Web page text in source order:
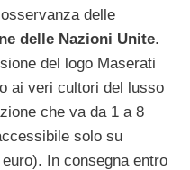
delle
delle Nazioni Unite.
del logo Maserati
ai veri cultori del lusso
che va da 1 a 8
solo su
In consegna entro